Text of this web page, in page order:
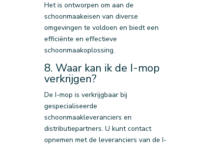
Het is ontworpen om aan de
schoonmaakeisen van diverse
omgevingen te voldoen en biedt een
efficiënte en effectieve
schoonmaakoplossing.
8. Waar kan ik de I-mop
verkrijgen?
De I-mop is verkrijgbaar bij
gespecialiseerde
schoonmaakleveranciers en
distributiepartners. U kunt contact
opnemen met de leveranciers van de I-